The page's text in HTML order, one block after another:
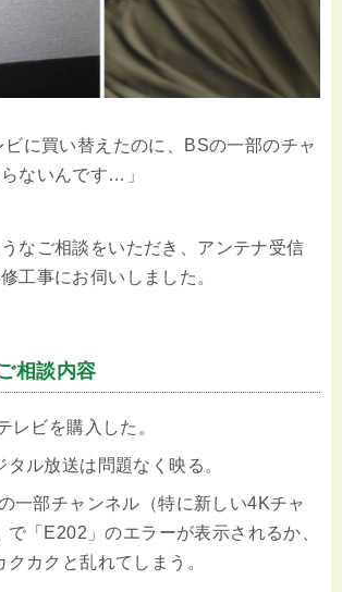
ビに買い替えたのに、BSの一部のチャ
ないんです…」
なご相談をいただき、アンテナ受信
工事にお伺いしました。
相談内容
レビを購入した。
タル放送は問題なく映る。
一部チャンネル（特に新しい4Kチャ
で「E202」のエラーが表示されるか、
クカクと乱れてしまう。